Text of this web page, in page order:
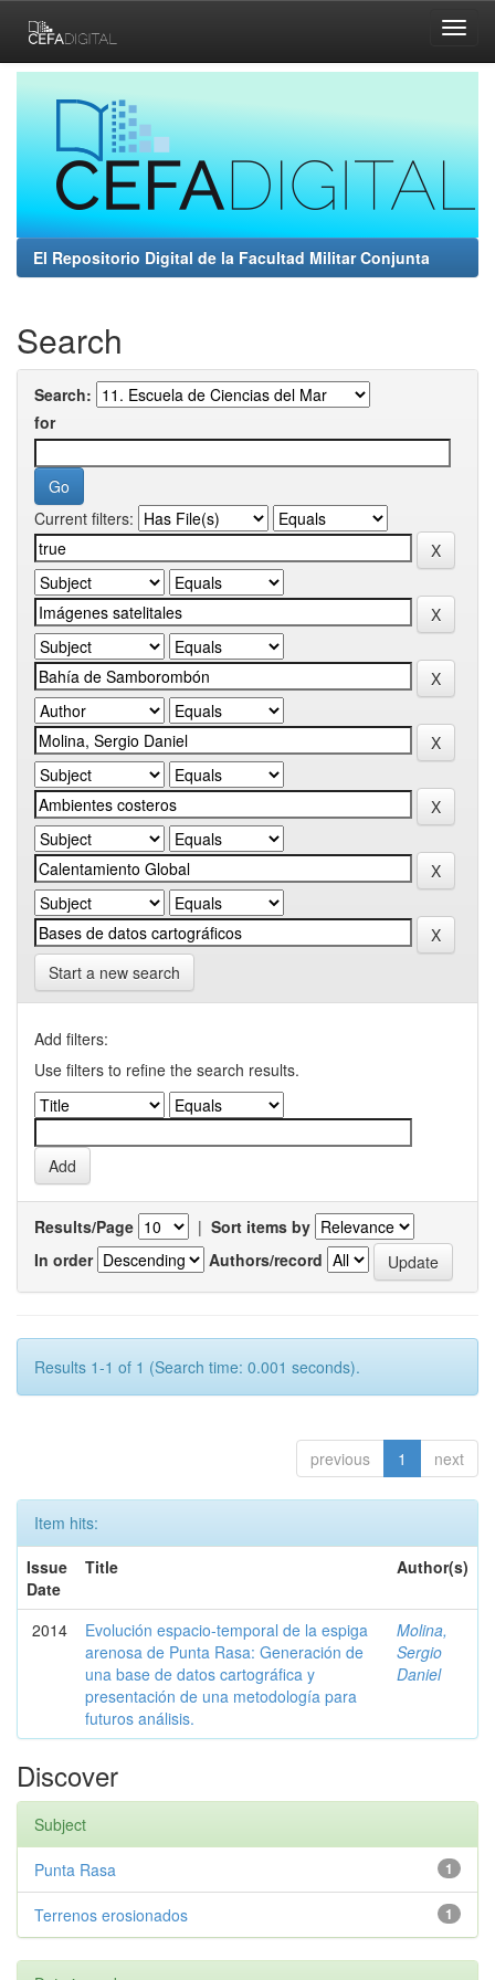
navigation
El Repositorio Digital de la Facultad Militar Conjunta
Search
Search:
for
Current filters:
Start a new search
Add filters:
Use filters to refine the search results.
Results/Page | Sort items by
In order
Authors/record
Results 1-1 of 1 (Search time: 0.001 seconds).
previous 1 next
Item hits:
Issue
Date
Title Author(s)
2014
Evolución espacio-temporal de la espiga
arenosa de Punta Rasa: Generación de
una base de datos cartográfica y
presentación de una metodología para
futuros análisis.
Molina,
Sergio
Daniel
Discover
Subject
1
Punta Rasa
1
Terrenos erosionados